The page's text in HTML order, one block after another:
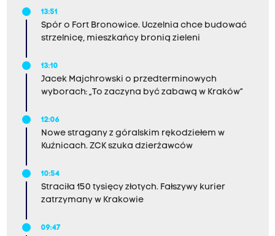
13:51
Spór o Fort Bronowice. Uczelnia chce budować
strzelnicę, mieszkańcy bronią zieleni
13:10
Jacek Majchrowski o przedterminowych
wyborach: „To zaczyna być zabawą w Kraków”
12:06
Nowe stragany z góralskim rękodziełem w
Kuźnicach. ZCK szuka dzierżawców
10:54
Straciła 150 tysięcy złotych. Fałszywy kurier
zatrzymany w Krakowie
09:47